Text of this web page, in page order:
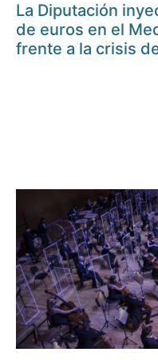
La Diputación
de euros en el
frente a la crisis